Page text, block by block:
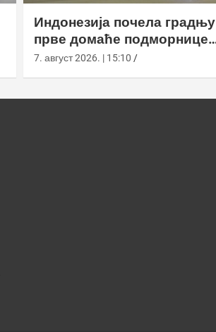
Индонезија почела градњу
прве домаће подморнице
класе Сцорпèне
7. август 2026. | 15:10